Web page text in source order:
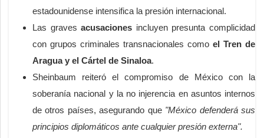
estadounidense intensifica la presión internacional.
Las gravesacusaciones incluyen presunta complicidad
con grupos criminales transnacionales como el Tren de
Aragua y el Cártel de Sinaloa.
Sheinbaum reiteró el compromiso de México con la
soberanía nacional y la no injerencia en asuntos internos
de otros países, asegurando que "México defenderá sus
principios diplomáticos ante cualquier presión externa".